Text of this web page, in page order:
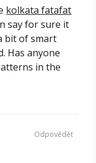
kolkata fatafat
say for sure it
bit of smart
Has anyone
in the
Odpovědět